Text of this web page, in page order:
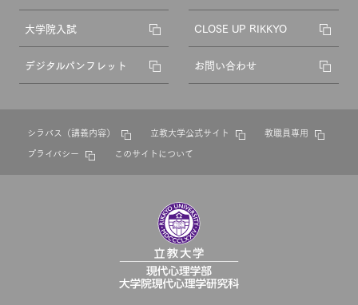
大学院入試 CLOSE UP RIKKYO
デジタルパンフレット お問い合わせ
シラバス（講義内容） 立教大学公式サイト
教職員専用
プライバシー
このサイトについて